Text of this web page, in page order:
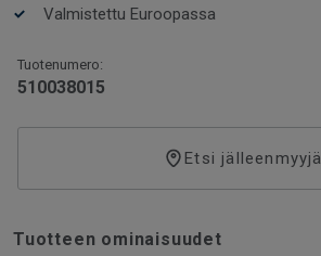
Valmistettu Euroopassa
Tuotenumero:
510038015
Etsi jälleenmyyjä
Tuotteen ominaisuudet